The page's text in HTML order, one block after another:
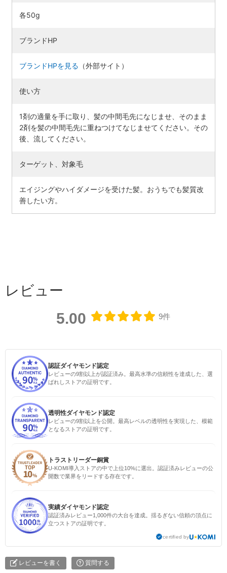
各50g
ブランドHP
ブランドHPを見る （外部サイト）
使い方
1剤の適量を手に取り、髪の中間毛先になじませ、そのまま
2剤を髪の中間毛先に重ねつけてなじませてください。その
後、流してください。
ターゲット、対象毛
エイジングやハイダメージを受けた髪。おうちでも髪質改
善したい方。
レビュー
5.00 9件
認証ダイヤモンド認定
レビューの9割以上が認証済み。最高水準の信頼性を達成した、選
ばれしストアの証明です。
透明性ダイヤモンド認定
レビューの9割以上を公開。最高レベルの透明性を実現した、模範
となるストアの証明です。
トラストリーダー銅賞
U-KOMI導入ストアの中で上位10%に選出。認証済みレビューの公
開数で業界をリードする存在です。
実績ダイヤモンド認定
認証済みレビュー1,000件の大台を達成。揺るぎない信頼の頂点に
立つストアの証明です。
certified by
レビューを書く 質問する